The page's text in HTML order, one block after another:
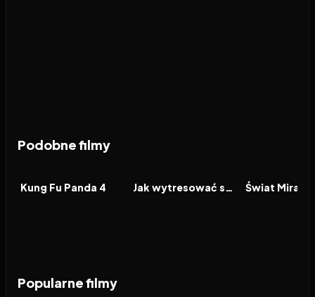
Podobne filmy
FILM
Kung Fu Panda 4 FILM Jak wytresować smoka 2 FILM
Popularne filmy